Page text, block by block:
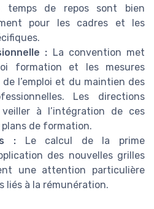
de repos sont bien
pour les cadres et les
: La convention met
formation et les mesures
l’emploi et du maintien des
Les directions
à l’intégration de ces
de formation.
:Le calcul de la prime
des nouvelles grilles
une attention particulière
liés à la rémunération.